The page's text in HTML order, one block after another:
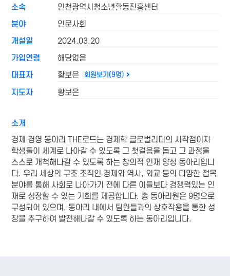
소속
인천광역시청소년활동진흥센터
분야
인문사회
개설일
2024.03.20
가입연령
해당없음
대표자
황보은 회원보기(9명)
지도자 황보은
소개
경제 경영 동아리 THE로드는 경제학 글로벌리더의 시작점이자
학생들이 세계로 나아갈 수 있도록 그 첫걸음을 돕고 그 과정을
스스로 개척해나갈 수 있도록 하는 창의적 인재 양성 동아리입니
다. 우리 세상의 구조 조직인 경제와 역사, 외교 등의 다양한 접목
분야를 통해 사회로 나아가기 전에 다른 이들보다 경쟁력있는 인
재로 성장할 수 있는 기회를 제공합니다. 총 동아리원은 9명으로
구성되어 있으며, 동아리 내에서 팀원들과의 상호작용을 통한 성
장을 추구하여 발전해나갈 수 있도록 하는 동아리입니다.